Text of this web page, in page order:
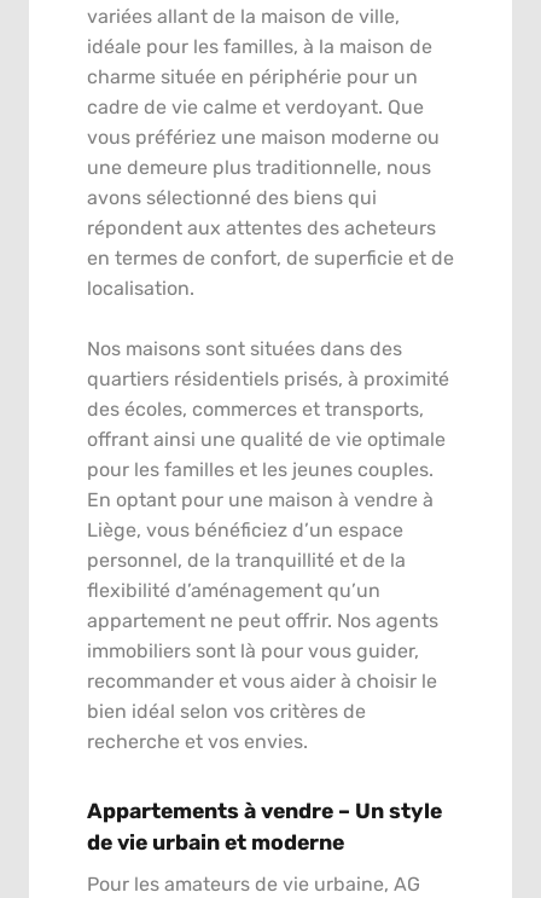
variées allant de la maison de ville,
idéale pour les familles, à la maison de
charme située en périphérie pour un
cadre de vie calme et verdoyant. Que
vous préfériez une maison moderne ou
une demeure plus traditionnelle, nous
avons sélectionné des biens qui
répondent aux attentes des acheteurs
en termes de confort, de superficie et de
localisation.
Nos maisons sont situées dans des
quartiers résidentiels prisés, à proximité
des écoles, commerces et transports,
offrant ainsi une qualité de vie optimale
pour les familles et les jeunes couples.
En optant pour une maison à vendre à
Liège, vous bénéficiez d’un espace
personnel, de la tranquillité et de la
flexibilité d’aménagement qu’un
appartement ne peut offrir. Nos agents
immobiliers sont là pour vous guider,
recommander et vous aider à choisir le
bien idéal selon vos critères de
recherche et vos envies.
Appartements à vendre – Un style
de vie urbain et moderne
Pour les amateurs de vie urbaine, AG